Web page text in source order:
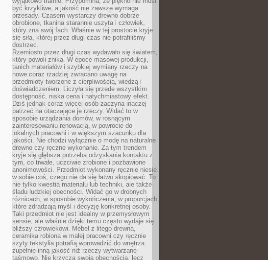
być krzykliwe, a jakość nie zawsze wymaga
przesady. Czasem wystarczy drewno dobrze
obrobione, tkanina starannie uszyta i człowiek,
który zna swój fach. Właśnie w tej prostocie kryje
się siła, której przez długi czas nie potrafiliśmy
dostrzec.
Rzemiosło przez długi czas wydawało się światem,
który powoli znika. W epoce masowej produkcji,
tanich materiałów i szybkiej wymiany rzeczy na
nowe coraz rzadziej zwracano uwagę na
przedmioty tworzone z cierpliwością, wiedzą i
doświadczeniem. Liczyła się przede wszystkim
dostępność, niska cena i natychmiastowy efekt.
Dziś jednak coraz więcej osób zaczyna inaczej
patrzeć na otaczające je rzeczy. Widać to w
sposobie urządzania domów, w rosnącym
zainteresowaniu renowacją, w powrocie do
lokalnych pracowni i w większym szacunku dla
jakości. Nie chodzi wyłącznie o modę na naturalne
drewno czy ręczne wykonanie. Za tym trendem
kryje się głębsza potrzeba odzyskania kontaktu z
tym, co trwałe, uczciwie zrobione i pozbawione
anonimowości. Przedmiot wykonany ręcznie niesie
w sobie coś, czego nie da się łatwo skopiować. To
nie tylko kwestia materiału lub techniki, ale także
śladu ludzkiej obecności. Widać go w drobnych
różnicach, w sposobie wykończenia, w proporcjach,
które zdradzają myśl i decyzję konkretnej osoby.
Taki przedmiot nie jest idealny w przemysłowym
sensie, ale właśnie dzięki temu często wydaje się
bliższy człowiekowi. Mebel z litego drewna,
ceramika robiona w małej pracowni czy ręcznie
szyty tekstylia potrafią wprowadzić do wnętrza
zupełnie inną jakość niż rzeczy wytwarzane
taśmowo. Nie krzyczą swoją obecnością, lecz